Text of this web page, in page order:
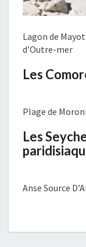
Lagon de
d’Outre-mer
Les
Plage de
Les
Anse Source